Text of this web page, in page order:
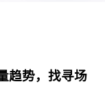
趋势，找寻场